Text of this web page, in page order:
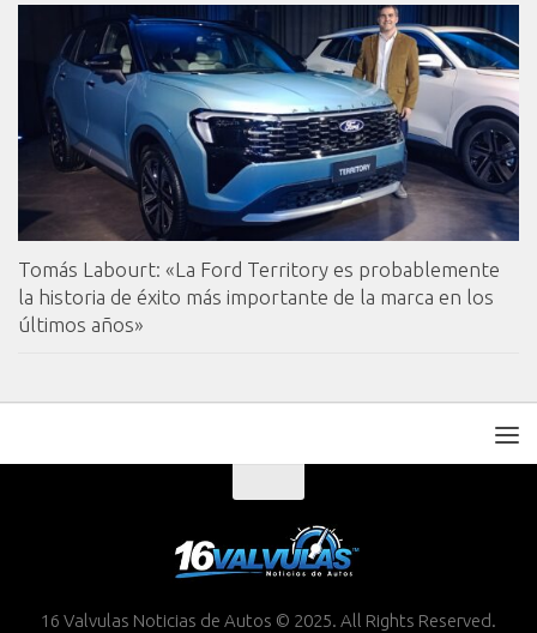
Tomás Labourt: «La Ford Territory es probablemente
la historia de éxito más importante de la marca en los
últimos años»
16 Valvulas Noticias de Autos © 2025. All Rights Reserved.